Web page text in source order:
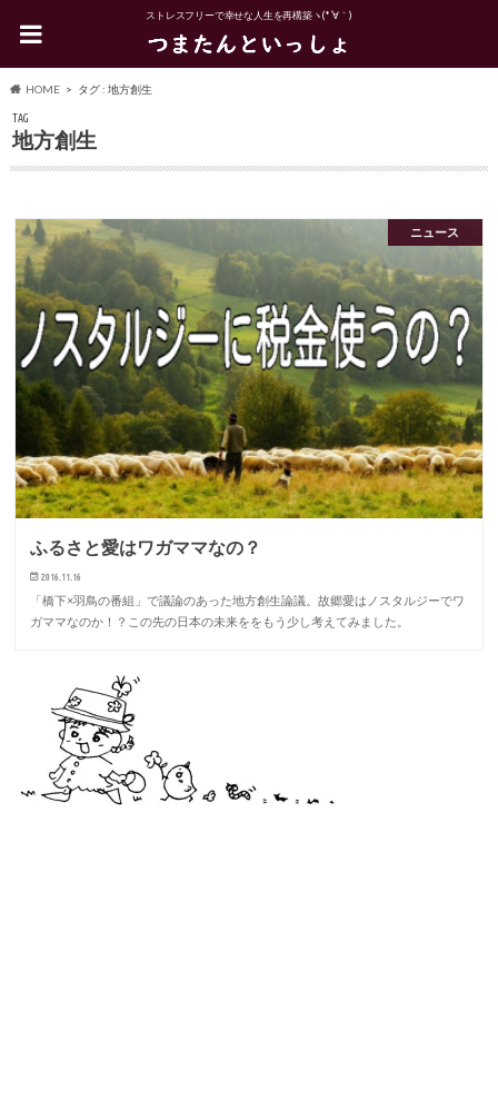
ストレスフリーで幸せな人生を再構築ヽ(*´∀｀)
HOME タグ : 地方創生
TAG
地方創生
ニュース
ふるさと愛はワガママなの？
2016.11.16
「橋下×羽鳥の番組」で議論のあった地方創生論議。故郷愛はノスタルジーでワ
ガママなのか！？この先の日本の未来ををもう少し考えてみました。